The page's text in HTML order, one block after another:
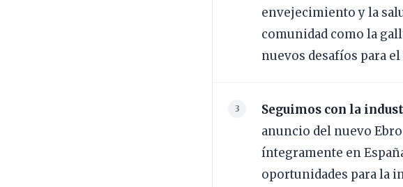
envejecimiento y la
comunidad como la
nuevos desafíos para
Seguimos con la
anuncio del nuevo
íntegramente en
oportunidades para la